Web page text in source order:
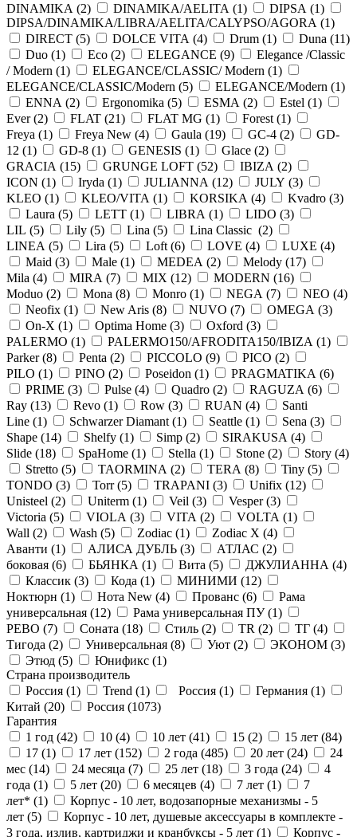
DINAMIKA (2) DINAMIKA/AELITA (1) DIPSA (1)
DIPSA/DINAMIKA/LIBRA/AELITA/CALYPSO/AGORA (1)
DIRECT (5) DOLCE VITA (4) Drum (1) Duna (11)
Duo (1) Eco (2) ELEGANCE (9)
Elegance /Classic
/ Modern (1) ELEGANCE/CLASSIC/ Modern (1)
ELEGANCE/CLASSIC/Modern (5) ELEGANCE/Modern (1)
ENNA (2) Ergonomika (5) ESMA (2) Estel (1)
Ever (2) FLAT (21) FLAT MG (1) Forest (1)
Freya (1) Freya New (4) Gaula (19) GC-4 (2)
GD-
12 (1) GD-8 (1) GENESIS (1) Glace (2)
GRACIA (15) GRUNGE LOFT (52) IBIZA (2)
ICON (1) Iryda (1) JULIANNA (12) JULY (3)
KLEO (1) KLEO/VITA (1) KORSIKA (4) Kvadro (3)
Laura (5) LETT (1) LIBRA (1) LIDO (3)
LIL (5) Lily (5) Lina (5) Lina Classic (2)
LINEA (5) Lira (5) Loft (6) LOVE (4) LUXE (4)
Maid (3) Male (1) MEDEA (2) Melody (17)
Mila (4) MIRA (7) MIX (12) MODERN (16)
Moduo (2) Mona (8) Monro (1) NEGA (7) NEO (4)
Neofix (1) New Aris (8) NUVO (7) OMEGA (3)
On-X (1) Optima Home (3) Oxford (3)
PALERMO (1) PALERMO150/AFRODITA150/IBIZA (1)
Parker (8) Penta (2) PICCOLO (9) PICO (2)
PILO (1) PINO (2) Poseidon (1) PRAGMATIKA (6)
PRIME (3) Pulse (4) Quadro (2) RAGUZA (6)
Ray (13) Revo (1) Row (3) RUAN (4)
Santi
Line (1) Schwarzer Diamant (1) Seattle (1) Sena (3)
Shape (14) Shelfy (1) Simp (2) SIRAKUSA (4)
Slide (18) SpaHome (1) Stella (1) Stone (2) Story (4)
Stretto (5) TAORMINA (2) TERA (8) Tiny (5)
TONDO (3) Torr (5) TRAPANI (3) Unifix (12)
Unisteel (2) Uniterm (1) Veil (3) Vesper (3)
Victoria (5) VIOLA (3) VITA (2) VOLTA (1)
Wall (2) Wash (5) Zodiac (1) Zodiac X (4)
Аванти (1) АЛИСА ДУБЛЬ (3) АТЛАС (2)
боковая (6) БЬЯНКА (1) Вита (5) ДЖУЛИАННА (4)
Классик (3) Кода (1) МИНИМИ (12)
Ноктюрн (1) Нота New (4) Прованс (6)
Рама
универсальная (12) Рама универсальная ПУ (1)
РЕВО (7) Соната (18) Стиль (2) ТR (2) ТГ (4)
Тигода (2) Универсальная (8) Уют (2) ЭКОНОМ (3)
Этюд (5) Юнификс (1)
Страна производитель
Россия (1) Trend (1) Россия (1) Германия (1)
Китай (20) Россия (1073)
Гарантия
1 год (42) 10 (4) 10 лет (41) 15 (2) 15 лет (84)
17 (1) 17 лет (152) 2 года (485) 20 лет (24)
24
мес (14) 24 месяца (7) 25 лет (18) 3 года (24)
4
года (1) 5 лет (20) 6 месяцев (4) 7 лет (1)
7
лет* (1)
Корпус - 10 лет, водозапорные механизмы - 5
лет (5)
Корпус - 10 лет, душевые аксессуары в комплекте -
3 года, излив, картриджи и кранбуксы - 5 лет (1) Корпус -